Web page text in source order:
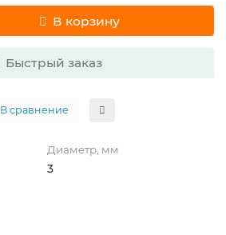
В корзину
Быстрый заказ
В сравнение
Диаметр, мм
3